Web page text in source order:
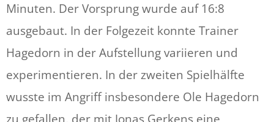
Minuten. Der Vorsprung wurde auf 16:8
ausgebaut. In der Folgezeit konnte Trainer
Hagedorn in der Aufstellung variieren und
experimentieren. In der zweiten Spielhälfte
wusste im Angriff insbesondere Ole Hagedorn